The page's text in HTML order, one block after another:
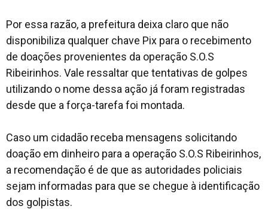
Por essa razão, a prefeitura deixa claro que não
disponibiliza qualquer chave Pix para o recebimento
de doações provenientes da operação S.O.S
Ribeirinhos. Vale ressaltar que tentativas de golpes
utilizando o nome dessa ação já foram registradas
desde que a força-tarefa foi montada.
Caso um cidadão receba mensagens solicitando
doação em dinheiro para a operação S.O.S Ribeirinhos,
a recomendação é de que as autoridades policiais
sejam informadas para que se chegue à identificação
dos golpistas.